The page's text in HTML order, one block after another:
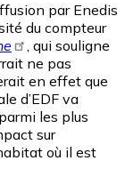
par Enedis
du compteur
, qui souligne
ne pas
en effet que
d’EDF va
les plus
sur
où il est